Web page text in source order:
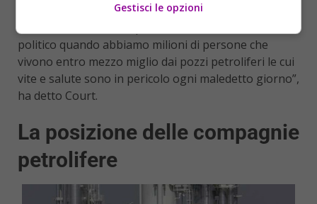
questo dovrebbe ottenere un’udienza da parte del
politico quando abbiamo milioni di persone che
vivono entro mezzo miglio dai pozzi petroliferi le cui
vite e salute sono in pericolo ogni maledetto giorno”,
ha detto Court.
La posizione delle compagnie
petrolifere
Gestisci le opzioni